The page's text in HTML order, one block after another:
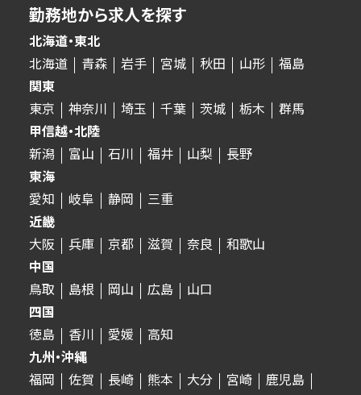
勤務地から求人を探す
北海道・東北
北海道
青森 岩手 宮城 秋田 山形
福島
関東
東京
神奈川 埼玉 千葉 茨城 栃木
群馬
甲信越・北陸
新潟
富山 石川 福井 山梨
長野
東海
愛知
岐阜 静岡
三重
近畿
大阪
兵庫 京都 滋賀 奈良
和歌山
中国
鳥取
島根 岡山 広島
山口
四国
徳島
香川 愛媛
高知
九州・沖縄
福岡
佐賀 長崎 熊本 大分 宮崎
鹿児島